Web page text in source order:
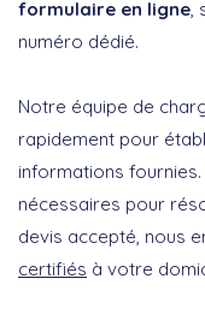
formulaire en ligne
numéro dédié.
Notre équipe de
rapidement pour
informations
nécessaires pour
devis accepté, nous
certifiés à votre